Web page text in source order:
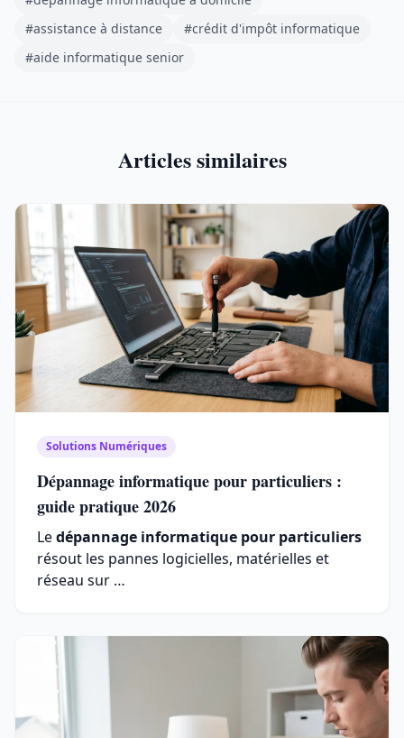
#assistance à distance
#crédit d'impôt informatique
#aide informatique senior
Articles similaires
Solutions Numériques
Dépannage informatique pour particuliers :
guide pratique 2026
Ledépannage informatique pour particuliers
résout les pannes logicielles, matérielles et
réseau sur …